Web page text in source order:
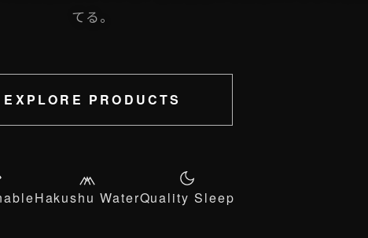
てる。
EXPLORE PRODUCTS
Hakushu WaterQuality Sleep